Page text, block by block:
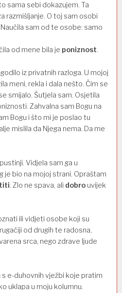
sama sebi dokazujem. Ta
razmišljanje. O toj sam osobi
sam od te osobe: samo
od mene bila je poniznost.
iz privatnih razloga. U mojoj
meni, rekla i dala nešto. Čim se
smijalo. Šutjela sam. Osjetila
Zahvalna sam Bogu na
Bogu i što mi je poslao tu
mislila da Njega nema. Da me
Vidjela sam ga u
je bio na mojoj strani. Opraštam
. Zlo ne spava, ali dobro uvijek
ili vidjeti osobe koji su
od drugih te radosna,
srca, nego zdrave ljude
e-duhovnih vježbi koje pratim
uklapa u moju kolumnu.